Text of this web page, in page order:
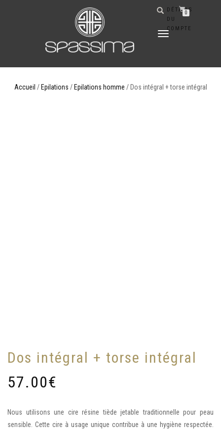
DÉPLIER
DÉTAILS
DU
COMPTE
0
Accueil / Epilations / Epilations homme / Dos intégral + torse intégral
Dos intégral + torse intégral
57.00€
Nous utilisons une cire résine tiède jetable traditionnelle pour peau
sensible. Cette cire à usage unique contribue à une hygiène respectée.